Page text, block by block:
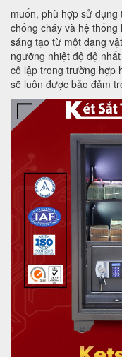
muốn, phù hợp sử
chống cháy và hệ
sáng tạo từ một dạng
ngưỡng nhiệt độ độ
cô lập trong trường hợp
sẽ luôn được bảo đảm